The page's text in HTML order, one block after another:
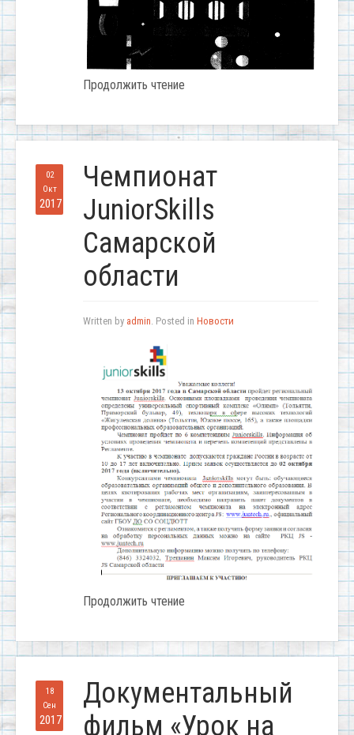
Продолжить чтение
02
Окт
2017
Чемпионат
JuniorSkills
Самарской
области
Written by admin. Posted in Новости
Продолжить чтение
18
Сен
2017
Документальный
фильм «Урок на